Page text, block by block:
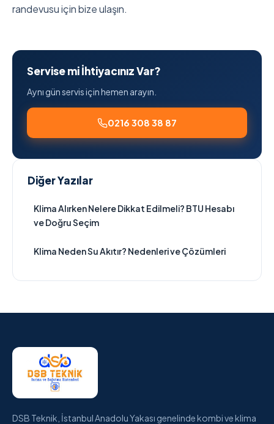
randevusu için bize ulaşın.
Servise mi İhtiyacınız Var?
Aynı gün servis için hemen arayın.
0216 308 38 87
Diğer Yazılar
Klima Alırken Nelere Dikkat Edilmeli? BTU Hesabı
ve Doğru Seçim
Klima Neden Su Akıtır? Nedenleri ve Çözümleri
DSB Teknik, İstanbul Anadolu Yakası genelinde kombi ve klima